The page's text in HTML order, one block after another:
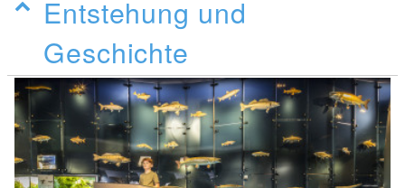
Entstehung und
Geschichte